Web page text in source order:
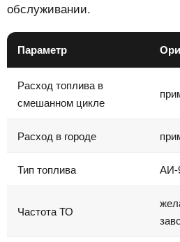
обслуживании.
Параметр
Расход топлива в
смешанном цикле
Расход в городе
Тип топлива АИ-
Частота ТО